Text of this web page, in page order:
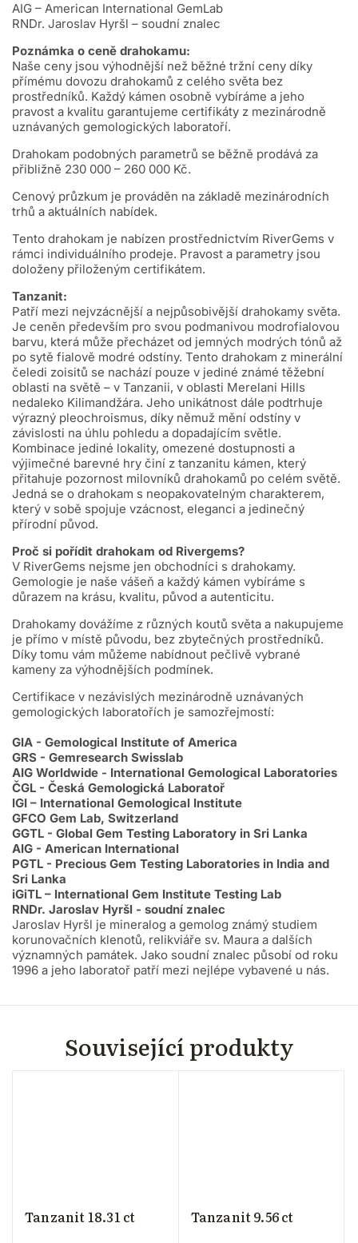
AIG – American International GemLab
RNDr. Jaroslav Hyršl – soudní znalec
Poznámka o ceně drahokamu:
Naše ceny jsou výhodnější než běžné tržní ceny díky
přímému dovozu drahokamů z celého světa bez
prostředníků. Každý kámen osobně vybíráme a jeho
pravost a kvalitu garantujeme certifikáty z mezinárodně
uznávaných gemologických laboratoří.
Drahokam podobných parametrů se běžně prodává za
přibližně 230 000 – 260 000 Kč.
Cenový průzkum je prováděn na základě mezinárodních
trhů a aktuálních nabídek.
Tento drahokam je nabízen prostřednictvím RiverGems v
rámci individuálního prodeje. Pravost a parametry jsou
doloženy přiloženým certifikátem.
Tanzanit:
Patří mezi nejvzácnější a nejpůsobivější drahokamy světa.
Je ceněn především pro svou podmanivou modrofialovou
barvu, která může přecházet od jemných modrých tónů až
po sytě fialově modré odstíny. Tento drahokam z minerální
čeledi zoisitů se nachází pouze v jediné známé těžební
oblasti na světě – v Tanzanii, v oblasti Merelani Hills
nedaleko Kilimandžára. Jeho unikátnost dále podtrhuje
výrazný pleochroismus, díky němuž mění odstíny v
závislosti na úhlu pohledu a dopadajícím světle.
Kombinace jediné lokality, omezené dostupnosti a
výjimečné barevné hry činí z tanzanitu kámen, který
přitahuje pozornost milovníků drahokamů po celém světě.
Jedná se o drahokam s neopakovatelným charakterem,
který v sobě spojuje vzácnost, eleganci a jedinečný
přírodní původ.
Proč si pořídit drahokam od Rivergems?
V RiverGems nejsme jen obchodníci s drahokamy.
Gemologie je naše vášeň a každý kámen vybíráme s
důrazem na krásu, kvalitu, původ a autenticitu.
Drahokamy dovážíme z různých koutů světa a nakupujeme
je přímo v místě původu, bez zbytečných prostředníků.
Díky tomu vám můžeme nabídnout pečlivě vybrané
kameny za výhodnějších podmínek.
Certifikace v nezávislých mezinárodně uznávaných
gemologických laboratořích je samozřejmostí:
GIA - Gemological Institute of America
GRS - Gemresearch Swisslab
AIG Worldwide - International Gemological Laboratories
ČGL - Česká Gemologická Laboratoř
IGI – International Gemological Institute
GFCO Gem Lab, Switzerland
GGTL - Global Gem Testing Laboratory in Sri Lanka
AIG - American International
PGTL - Precious Gem Testing Laboratories in India and
Sri Lanka
iGiTL – International Gem Institute Testing Lab
RNDr. Jaroslav Hyršl - soudní znalec
Jaroslav Hyršl je mineralog a gemolog známý studiem
korunovačních klenotů, relikviáře sv. Maura a dalších
významných památek. Jako soudní znalec působí od roku
1996 a jeho laboratoř patří mezi nejlépe vybavené u nás.
Související produkty
Tanzanit 18.31 ct Tanzanit 9.56 ct